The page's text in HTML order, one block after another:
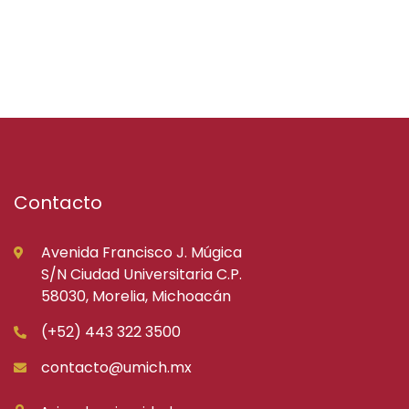
Contacto
Avenida Francisco J. Múgica
S/N Ciudad Universitaria C.P.
58030, Morelia, Michoacán
(+52) 443 322 3500
contacto@umich.mx